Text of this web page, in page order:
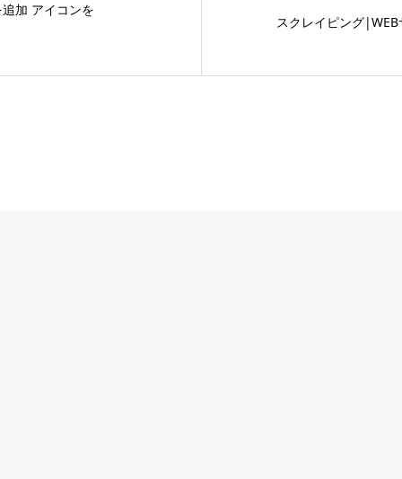
加 アイコンを
スクレイピング